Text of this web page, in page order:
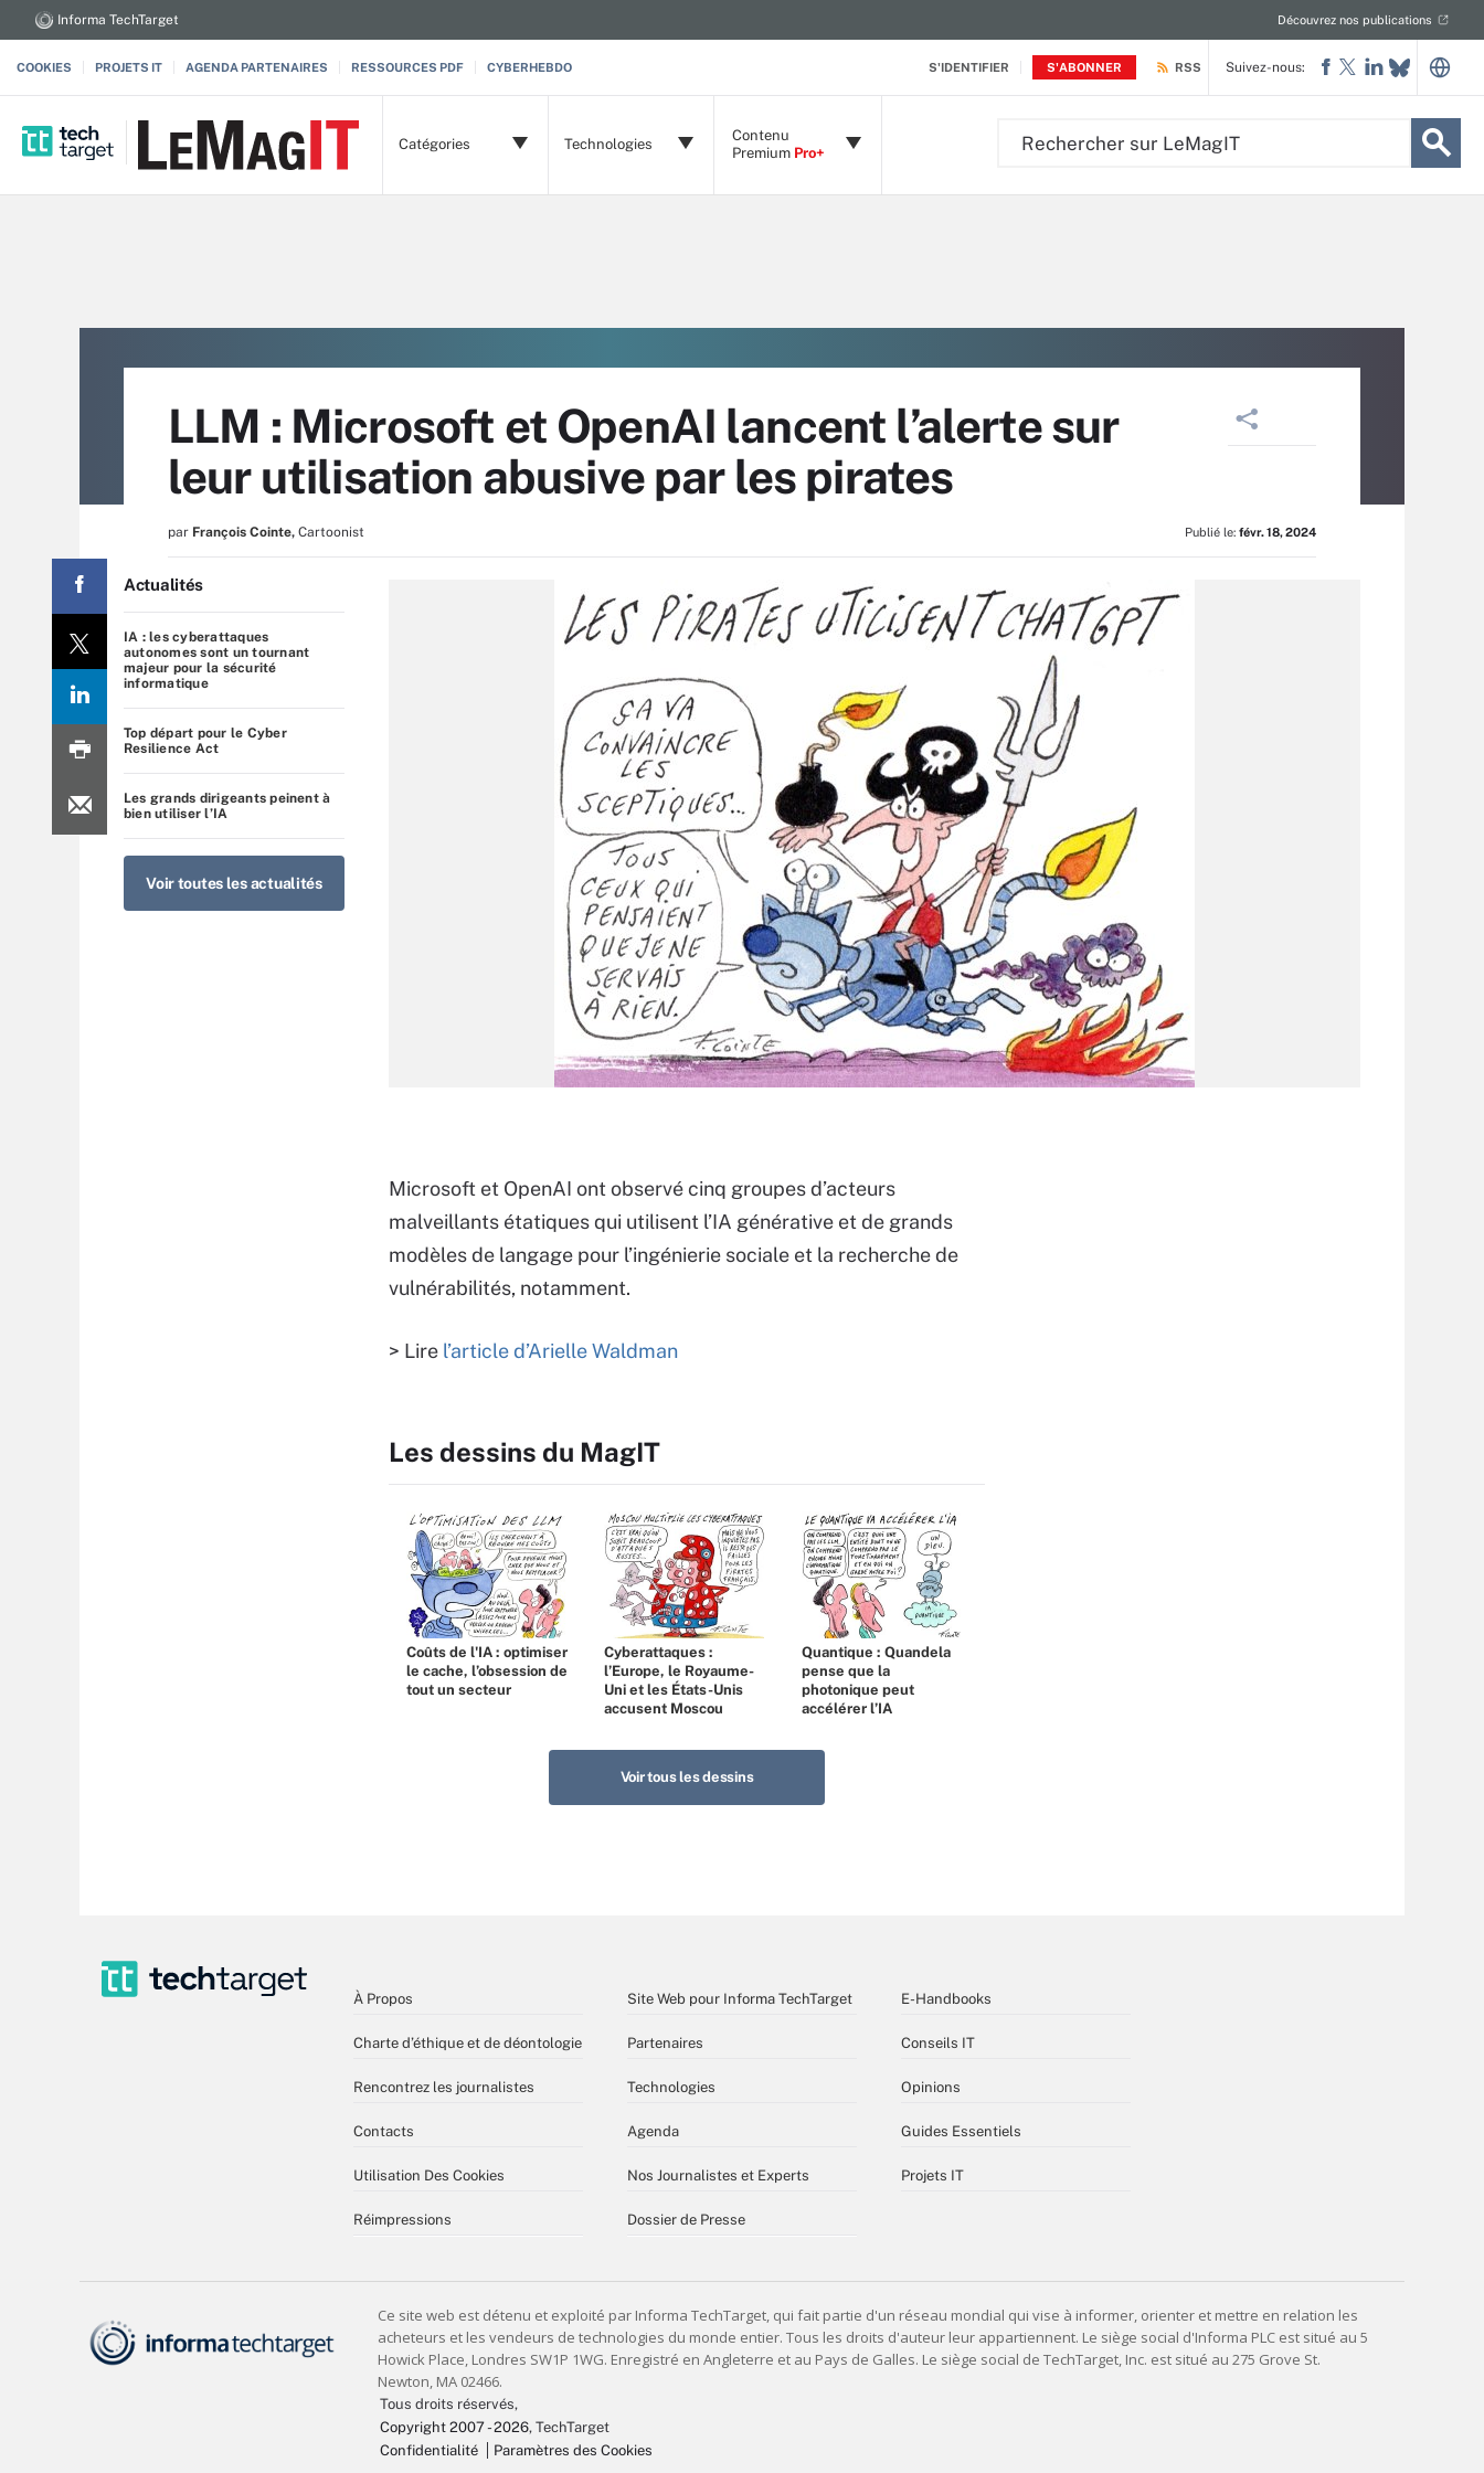
S'IDENTIFIER S'ABONNER
Informa TechTarget Découvrez nos publications
COOKIES PROJETS IT AGENDA PARTENAIRES RESSOURCES PDF CYBERHEBDO RSS
Catégories Technologies
Contenu
Premium Pro+
Suivez-nous:
LLM : Microsoft et OpenAI lancent l’alerte sur
leur utilisation abusive par les pirates
par François Cointe, Cartoonist Publié le: févr. 18, 2024
Actualités
IA : les cyberattaques
autonomes sont un tournant
majeur pour la sécurité
informatique
Top départ pour le Cyber
Resilience Act
Les grands dirigeants peinent à
bien utiliser l’IA
Voir toutes les actualités
Microsoft et OpenAI ont observé cinq groupes d’acteurs
malveillants étatiques qui utilisent l’IA générative et de grands
modèles de langage pour l’ingénierie sociale et la recherche de
vulnérabilités, notamment.
> Lire l’article d’Arielle Waldman
Les dessins du MagIT
Coûts de l'IA : optimiser
le cache, l’obsession de
tout un secteur
Cyberattaques :
l’Europe, le Royaume-
Uni et les États-Unis
accusent Moscou
Quantique : Quandela
pense que la
photonique peut
accélérer l’IA
Voir tous les dessins
À Propos
Charte d’éthique et de déontologie
Rencontrez les journalistes
Contacts
Utilisation Des Cookies
Réimpressions
Site Web pour Informa TechTarget
Partenaires
Technologies
Agenda
Nos Journalistes et Experts
Dossier de Presse
E-Handbooks
Conseils IT
Opinions
Guides Essentiels
Projets IT
Tous droits réservés,
Copyright 2007 - 2026, TechTarget
Confidentialité
Paramètres des Cookies